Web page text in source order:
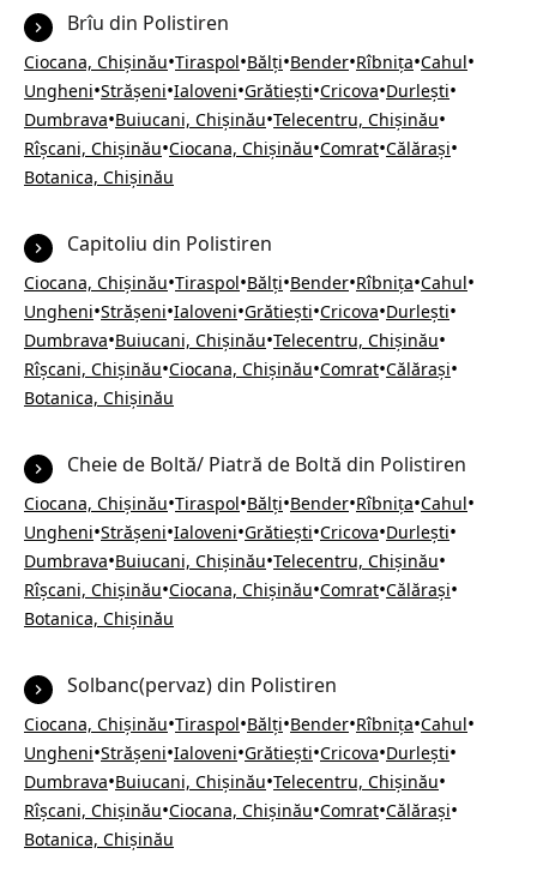
Brîu din Polistiren
Ciocana, Chișinău•Tiraspol•Bălți•Bender•Rîbnița•Cahul•
Ungheni•Strășeni•Ialoveni•Grătiești•Cricova•Durlești•
Dumbrava•Buiucani, Chișinău•Telecentru, Chișinău•
Rîșcani, Chișinău•Ciocana, Chișinău•Comrat•Călărași•
Botanica, Chișinău
Capitoliu din Polistiren
Ciocana, Chișinău•Tiraspol•Bălți•Bender•Rîbnița•Cahul•
Ungheni•Strășeni•Ialoveni•Grătiești•Cricova•Durlești•
Dumbrava•Buiucani, Chișinău•Telecentru, Chișinău•
Rîșcani, Chișinău•Ciocana, Chișinău•Comrat•Călărași•
Botanica, Chișinău
Cheie de Boltă/ Piatră de Boltă din Polistiren
Ciocana, Chișinău•Tiraspol•Bălți•Bender•Rîbnița•Cahul•
Ungheni•Strășeni•Ialoveni•Grătiești•Cricova•Durlești•
Dumbrava•Buiucani, Chișinău•Telecentru, Chișinău•
Rîșcani, Chișinău•Ciocana, Chișinău•Comrat•Călărași•
Botanica, Chișinău
Solbanc(pervaz) din Polistiren
Ciocana, Chișinău•Tiraspol•Bălți•Bender•Rîbnița•Cahul•
Ungheni•Strășeni•Ialoveni•Grătiești•Cricova•Durlești•
Dumbrava•Buiucani, Chișinău•Telecentru, Chișinău•
Rîșcani, Chișinău•Ciocana, Chișinău•Comrat•Călărași•
Botanica, Chișinău